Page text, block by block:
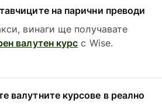
на парични преводи
винаги ще получавате
валутен курс с Wise.
валутните курсове в реално